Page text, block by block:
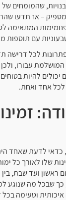
שהמומחים
– אז תדעו
המתאימה
עם תוספות
לכל דרישה
עבורו,
יכולים להיות
אחד ואחת.
כדאי לדעת שאחד
שלו לאורך כל
00:00 בלילה, כך שבכל מה
וטעימה בכל